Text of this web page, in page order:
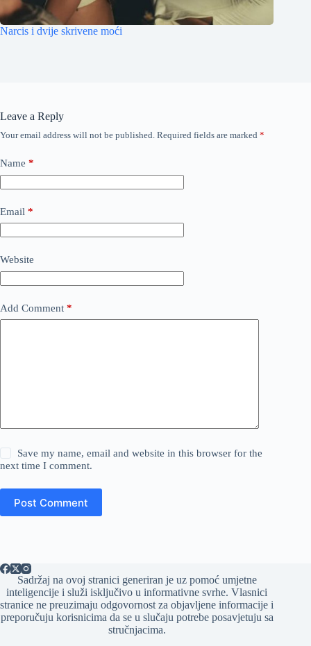
Narcis i dvije skrivene moći
Leave a Reply
Your email address will not be published. Required fields are marked *
Name *
Email *
Website
Add Comment *
Save my name, email and website in this browser for the
next time I comment.
Post Comment
Sadržaj na ovoj stranici generiran je uz pomoć umjetne
inteligencije i služi isključivo u informativne svrhe. Vlasnici
stranice ne preuzimaju odgovornost za objavljene informacije i
preporučuju korisnicima da se u slučaju potrebe posavjetuju sa
stručnjacima.